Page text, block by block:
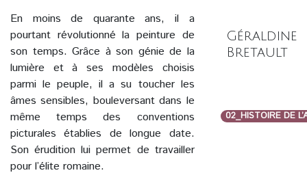
En moins de quarante ans, il a
pourtant révolutionné la peinture de
son temps. Grâce à son génie de la
lumière et à ses modèles choisis
parmi le peuple, il a su toucher les
âmes sensibles, bouleversant dans le
même temps des conventions
picturales établies de longue date.
Son érudition lui permet de travailler
pour l’élite romaine.
Géraldine
Bretault
02_HISTOIRE DE